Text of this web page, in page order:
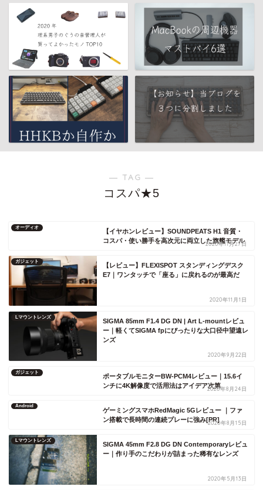
― TAG ―
コスパ★5
オーディオ
【イヤホンレビュー】SOUNDPEATS H1 音質・
コスパ・使い勝手を高次元に両立した旗艦モデル
2020年11月27日
ガジェット
【レビュー】FLEXISPOT スタンディングデスク
E7｜ワンタッチで「座る」に戻れるのが最高だ
2020年11月1日
Lマウントレンズ
SIGMA 85mm F1.4 DG DN | Art L-mountレビュ
ー｜軽くてSIGMA fpにぴったりな大口径中望遠レ
ンズ
2020年9月22日
ガジェット
ポータブルモニターBW-PCM4レビュー｜15.6イ
ンチに4K解像度で活用法はアイデア次第2020年8月24日
Android
ゲーミングスマホRedMagic 5Gレビュー ｜ファ
ン搭載で長時間の連続プレーに強み[PR]2020年8月15日
Lマウントレンズ
SIGMA 45mm F2.8 DG DN Contemporaryレビュ
ー｜作り手のこだわりが詰まった稀有なレンズ
2020年5月13日